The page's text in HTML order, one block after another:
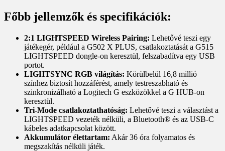
Főbb jellemzők és specifikációk:
2:1 LIGHTSPEED Wireless Pairing: Lehetővé teszi egy
játékegér, például a G502 X PLUS, csatlakoztatását a G515
LIGHTSPEED dongle-on keresztül, felszabadítva egy USB
portot.
LIGHTSYNC RGB világítás: Körülbelül 16,8 millió
színhez biztosít hozzáférést, amely testreszabható és
szinkronizálható a Logitech G eszközökkel a G HUB-on
keresztül.
Tri-Mode csatlakoztathatóság: Lehetővé teszi a választást a
LIGHTSPEED vezeték nélküli, a Bluetooth® és az USB-C
kábeles adatkapcsolat között.
Akkumulátor élettartam: Akár 36 óra folyamatos és
megszakítás nélküli játék.